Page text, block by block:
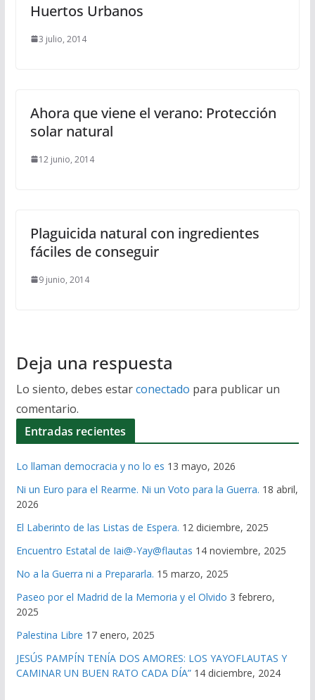
Huertos Urbanos
3 julio, 2014
Ahora que viene el verano: Protección
solar natural
12 junio, 2014
Plaguicida natural con ingredientes
fáciles de conseguir
9 junio, 2014
Deja una respuesta
Lo siento, debes estarconectado para publicar un
comentario.
Entradas recientes
Lo llaman democracia y no lo es 13 mayo, 2026
Ni un Euro para el Rearme. Ni un Voto para la Guerra. 18 abril,
2026
El Laberinto de las Listas de Espera. 12 diciembre, 2025
Encuentro Estatal de Iai@-Yay@flautas 14 noviembre, 2025
No a la Guerra ni a Prepararla. 15 marzo, 2025
Paseo por el Madrid de la Memoria y el Olvido 3 febrero,
2025
Palestina Libre 17 enero, 2025
JESÚS PAMPÍN TENÍA DOS AMORES: LOS YAYOFLAUTAS Y
CAMINAR UN BUEN RATO CADA DÍA” 14 diciembre, 2024